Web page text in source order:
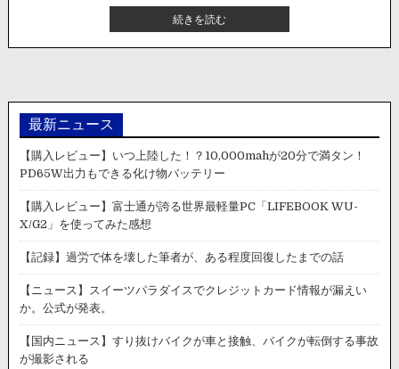
続きを読む【動
画】
第
世
大
戦
各
国
苦
し
め
た
メ
リ
最新ニュース
【購入レビュー】いつ上陸した！？10,000mahが20分で満タン！
PD65W出力もできる化け物バッテリー
【購入レビュー】富士通が誇る世界最軽量PC「LIFEBOOK WU-
X/G2」を使ってみた感想
【記録】過労で体を壊した筆者が、ある程度回復したまでの話
【ニュース】スイーツパラダイスでクレジットカード情報が漏えい
か。公式が発表。
【国内ニュース】すり抜けバイクが車と接触、バイクが転倒する事故
が撮影される